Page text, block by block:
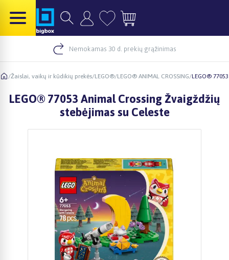
Nemokamas 30 d. prekių grąžinimas
/Žaislai, vaikų ir kūdikių prekės/LEGO®/LEGO® ANIMAL CROSSING/LEGO®
LEGO® 77053 Animal Crossing Žvaigždžių
stebėjimas su Celeste